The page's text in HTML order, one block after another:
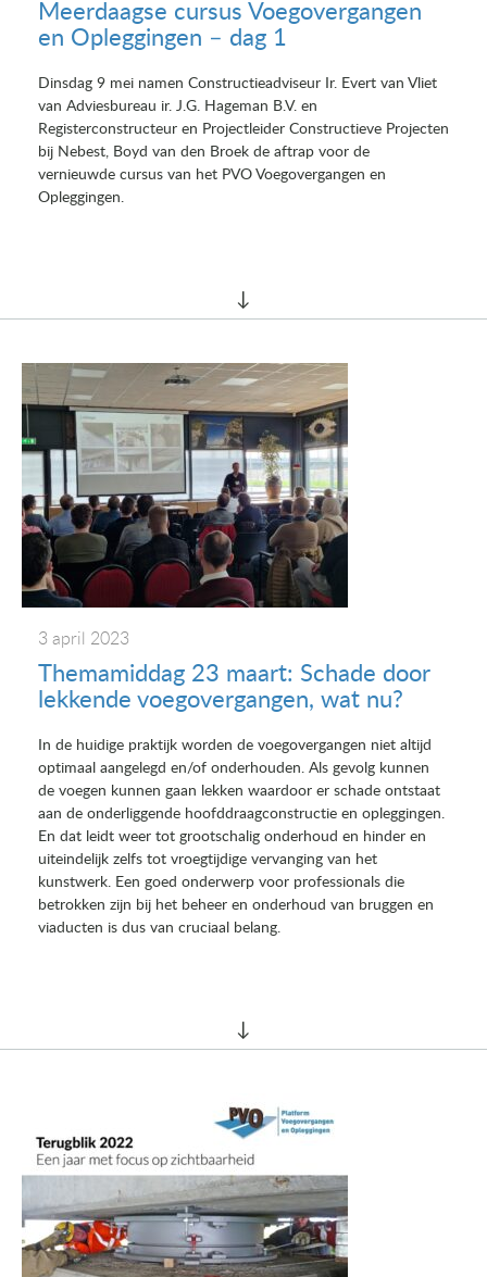
Meerdaagse cursus Voegovergangen
en Opleggingen – dag 1
Dinsdag 9 mei namen Constructieadviseur Ir. Evert van Vliet
van Adviesbureau ir. J.G. Hageman B.V. en
Registerconstructeur en Projectleider Constructieve Projecten
bij Nebest, Boyd van den Broek de aftrap voor de
vernieuwde cursus van het PVO Voegovergangen en
Opleggingen.
3 april 2023
Themamiddag 23 maart: Schade door
lekkende voegovergangen, wat nu?
In de huidige praktijk worden de voegovergangen niet altijd
optimaal aangelegd en/of onderhouden. Als gevolg kunnen
de voegen kunnen gaan lekken waardoor er schade ontstaat
aan de onderliggende hoofddraagconstructie en opleggingen.
En dat leidt weer tot grootschalig onderhoud en hinder en
uiteindelijk zelfs tot vroegtijdige vervanging van het
kunstwerk. Een goed onderwerp voor professionals die
betrokken zijn bij het beheer en onderhoud van bruggen en
viaducten is dus van cruciaal belang.